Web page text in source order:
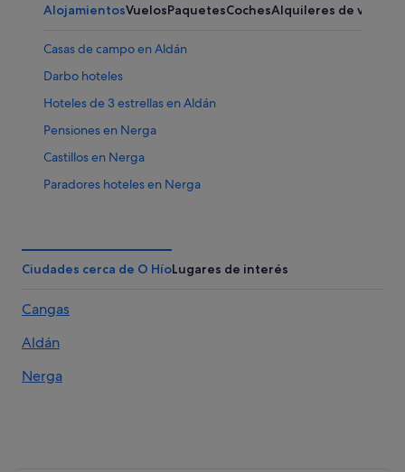
AlojamientosVuelosPaquetesCochesAlquileres de
Casas de campo en Aldán
Darbo hoteles
Hoteles de 3 estrellas en Aldán
Pensiones en Nerga
Castillos en Nerga
Paradores hoteles en Nerga
Alojamientos agroturísticos en Nerga
Hoteles de 5 estrellas en Aldán
Paradores hoteles en Aldán
Hoteles de 4 estrellas en Cangas
Ciudades cerca de O HíoLugares de interés
Cangas
Aldán
Nerga